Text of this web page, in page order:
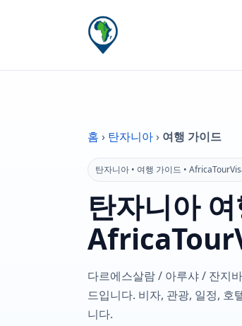
홈 › 탄자니아 › 여행 가이드
탄자니아 • 여행 가이드 •
탄자니아
다르에스살람 / 아루샤 / 잔지
드입니다. 비자, 관광, 일정,
니다.